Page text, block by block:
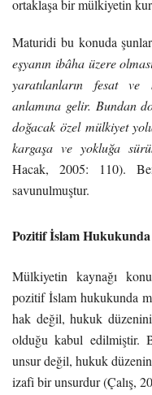
ortaklaşa bir mülkiyetin
Maturidi bu konuda
eşyanın ibâha üzere
yaratılanların fesat ve
anlamına gelir. Bundan
doğacak özel mülkiyet
kargaşa ve yokluğa
Hacak, 2005: 110).
savunulmuştur.
Pozitif İslam
Mülkiyetin kaynağı
pozitif İslam hukukunda
hak değil, hukuk
olduğu kabul edilmiştir.
unsur değil, hukuk
izafi bir unsurdur (Çalış,